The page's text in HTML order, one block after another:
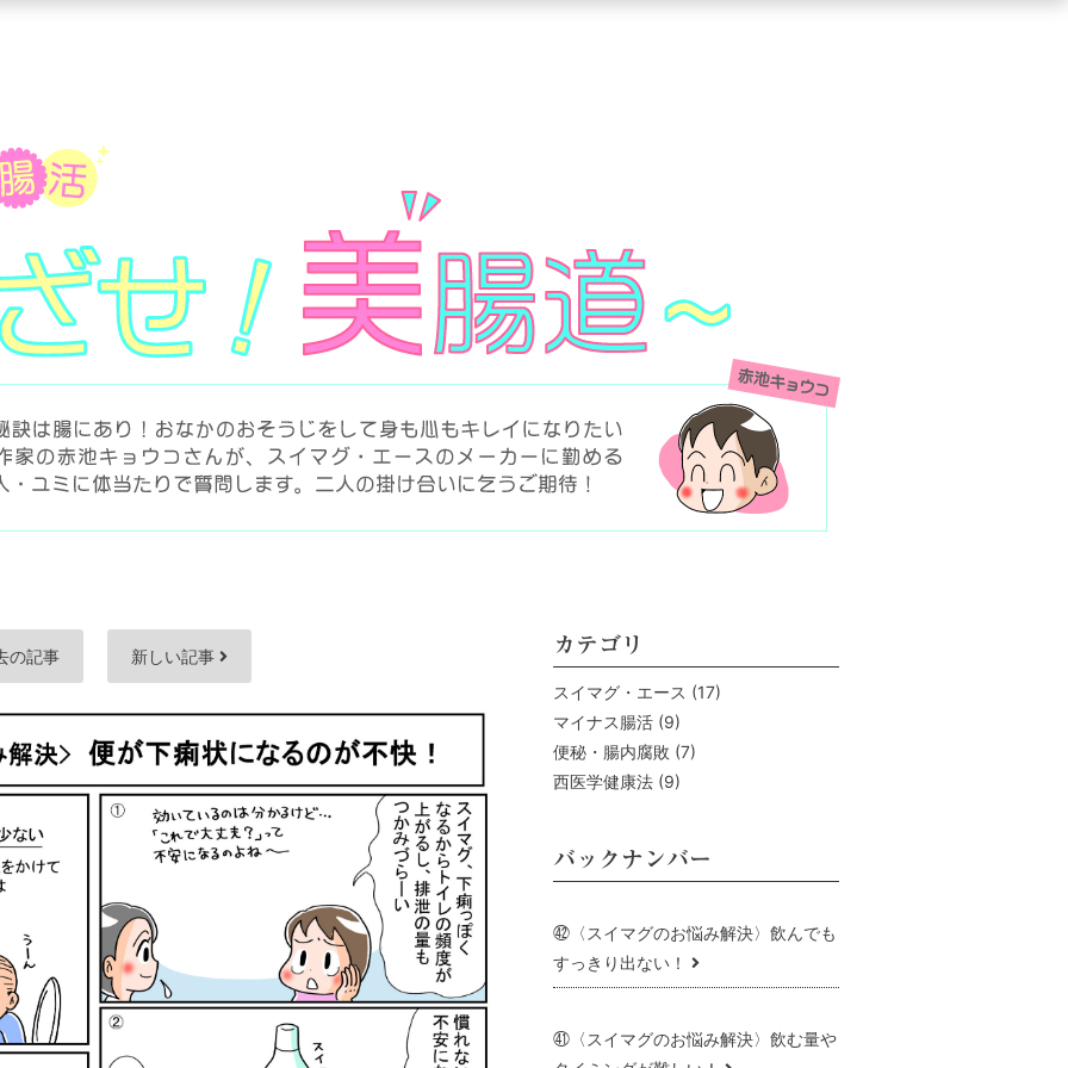
の記事 新しい記事
カテゴリ
スイマグ・エース (17)
マイナス腸活 (9)
便秘・腸内腐敗 (7)
西医学健康法 (9)
バックナンバー
㊷〈スイマグのお悩み解決〉飲んでも
すっきり出ない！
㊶〈スイマグのお悩み解決〉飲む量や